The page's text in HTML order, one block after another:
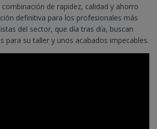
combinación de rapidez, calidad y ahorro
definitiva para los profesionales más
del sector, que día tras día, buscan
para su taller y unos acabados impecables.